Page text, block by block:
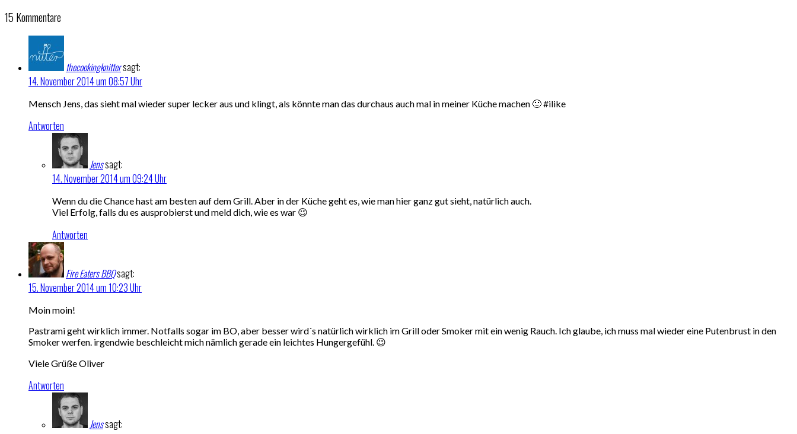
15 Kommentare
thecookingknittersagt:
14. November 2014 um 08:57 Uhr
Mensch Jens, das sieht mal wieder super lecker aus und klingt, als könnte man das durchaus auch mal in meiner Küche machen 🙂 #ilike
Antworten
Jenssagt:
14. November 2014 um 09:24 Uhr
Wenn du die Chance hast am besten auf dem Grill. Aber in der Küche geht es, wie man hier ganz gut sieht, natürlich auch.
Viel Erfolg, falls du es ausprobierst und meld dich, wie es war 😉
Antworten
Fire Eaters BBQsagt:
15. November 2014 um 10:23 Uhr
Moin moin!
Pastrami geht wirklich immer. Notfalls sogar im BO, aber besser wird´s natürlich wirklich im Grill oder Smoker mit ein wenig Rauch. Ich glaube, ich muss mal wieder eine Putenbrust in den
Smoker werfen. irgendwie beschleicht mich nämlich gerade ein leichtes Hungergefühl. 😉
Viele Grüße Oliver
Antworten
Jenssagt: